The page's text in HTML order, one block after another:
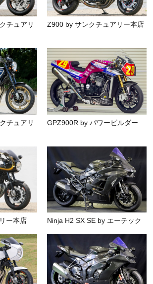
チュアリ
Z900 by サンクチュアリー本店
チュアリ
GPZ900R by パワービルダー
ー本店 Ninja H2 SX SE by エーテック